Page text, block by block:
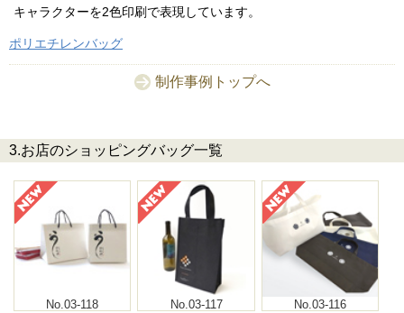
キャラクターを2色印刷で表現しています。
ポリエチレンバッグ
制作事例トップへ
3.お店のショッピングバッグ一覧
No.03-118 No.03-117 No.03-116